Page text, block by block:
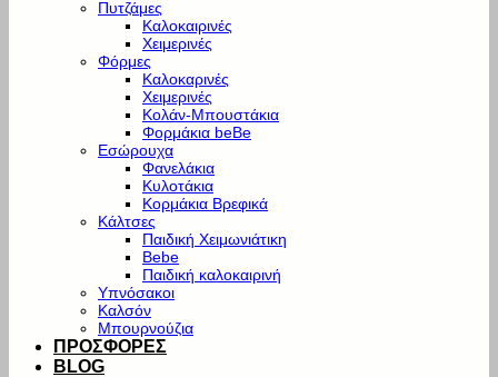
Πυτζάμες
Καλοκαιρινές
Χειμερινές
Φόρμες
Καλοκαρινές
Χειμερινές
Κολάν-Μπουστάκια
Φορμάκια beBe
Εσώρουχα
Φανελάκια
Κυλοτάκια
Κορμάκια Βρεφικά
Κάλτσες
Παιδική Χειμωνιάτικη
Bebe
Παιδική καλοκαιρινή
Υπνόσακοι
Καλσόν
Μπουρνούζια
ΠΡΟΣΦΟΡΕΣ
BLOG